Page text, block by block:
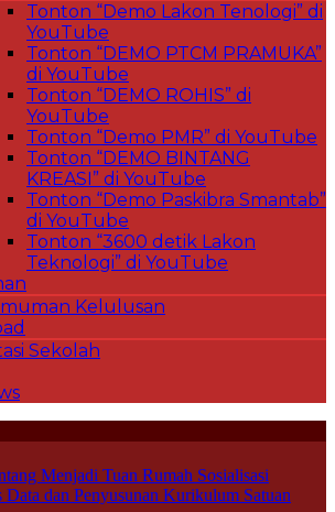
Tonton “Demo Lakon Tenologi” di
YouTube
Tonton “DEMO PTCM PRAMUKA”
di YouTube
Tonton “DEMO ROHIS” di
YouTube
Tonton “Demo PMR” di YouTube
Tonton “DEMO BINTANG
KREASI” di YouTube
Tonton “Demo Paskibra Smantab”
di YouTube
Tonton “3600 detik Lakon
Teknologi” di YouTube
Kelulusan
Sekolah
Menjadi Tuan Rumah Sosialisasi
Data dan Penyusunan Kurikulum Satuan